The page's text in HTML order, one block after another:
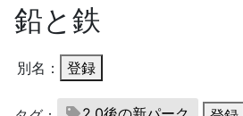
鉛と鉄
別名： 登録